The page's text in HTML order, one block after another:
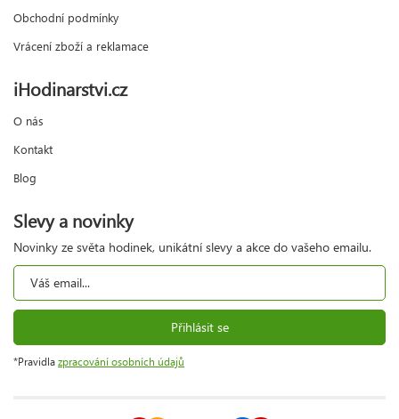
Obchodní podmínky
Vrácení zboží a reklamace
iHodinarstvi.cz
O nás
Kontakt
Blog
Slevy a novinky
Novinky ze světa hodinek, unikátní slevy a akce do vašeho emailu.
Přihlásit se
*Pravidla zpracování osobních údajů